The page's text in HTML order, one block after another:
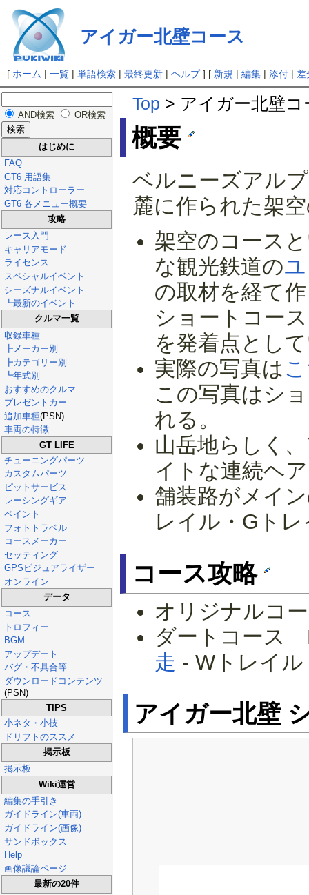
アイガー北壁コース
[ ホーム | 一覧| 単語検索| 最終更新| ヘルプ] [ 新規 | 編集| 添付| 差
AND検索 OR検索
はじめに
FAQ
GT6 用語集
対応コントローラー
GT6 各メニュー概要
攻略
レース入門
キャリアモード
ライセンス
スペシャルイベント
シーズナルイベント
┗最新のイベント
クルマ一覧
収録車種
┣メーカー別
┣カテゴリー別
┗年式別
おすすめのクルマ
プレゼントカー
追加車種(PSN)
車両の特徴
GT LIFE
チューニングパーツ
カスタムパーツ
ピットサービス
レーシングギア
ペイント
フォトトラベル
コースメーカー
セッティング
GPSビジュアライザー
オンライン
データ
コース
トロフィー
BGM
アップデート
バグ・不具合等
ダウンロードコンテンツ
(PSN)
TIPS
小ネタ・小技
ドリフトのススメ
掲示板
掲示板
Wiki運営
編集の手引き
ガイドライン(車両)
ガイドライン(画像)
サンドボックス
Help
画像議論ページ
最新の20件
Top > アイガー北壁コ
概要
ベルニーズアル
麓に作られた架
架空のコース
な観光鉄道の
の取材を経て
ショートコー
を発着点とし
実際の写真は
この写真はシ
れる。
山岳地らしく
イトな連続ヘ
舗装路がメイ
レイル・Gト
コース攻略
オリジナルコ
ダートコース
走 - Wトレイル
アイガー北壁